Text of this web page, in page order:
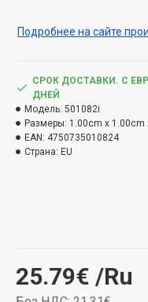
Подробнее на сайте
25.79€ /Ru
СРОК ДОСТАВКИ. С
ДНЕЙ
Модель: 501082i
Размеры: 1.00cm x 1.00cm
EAN: 4750735010824
Страна: EU